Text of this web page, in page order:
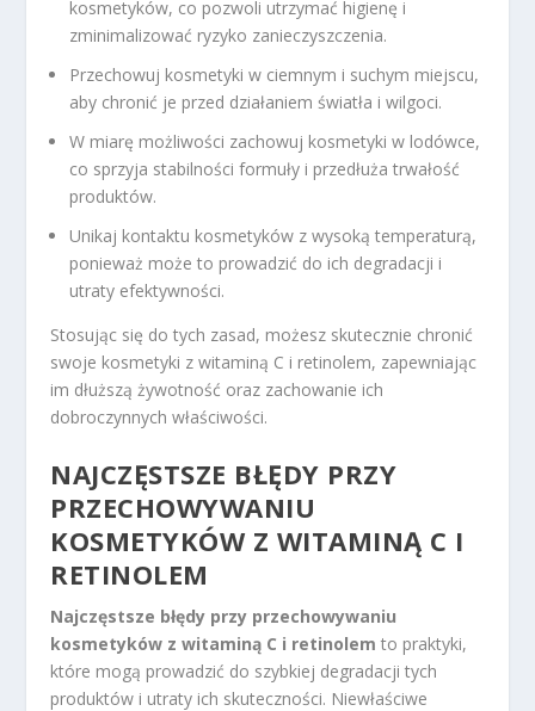
kosmetyków, co pozwoli utrzymać higienę i
zminimalizować ryzyko zanieczyszczenia.
Przechowuj kosmetyki w ciemnym i suchym miejscu,
aby chronić je przed działaniem światła i wilgoci.
W miarę możliwości zachowuj kosmetyki w lodówce,
co sprzyja stabilności formuły i przedłuża trwałość
produktów.
Unikaj kontaktu kosmetyków z wysoką temperaturą,
ponieważ może to prowadzić do ich degradacji i
utraty efektywności.
Stosując się do tych zasad, możesz skutecznie chronić
swoje kosmetyki z witaminą C i retinolem, zapewniając
im dłuższą żywotność oraz zachowanie ich
dobroczynnych właściwości.
NAJCZĘSTSZE BŁĘDY PRZY
PRZECHOWYWANIU
KOSMETYKÓW Z WITAMINĄ C I
RETINOLEM
Najczęstsze błędy przy przechowywaniu
kosmetyków z witaminą C i retinolem to praktyki,
które mogą prowadzić do szybkiej degradacji tych
produktów i utraty ich skuteczności. Niewłaściwe